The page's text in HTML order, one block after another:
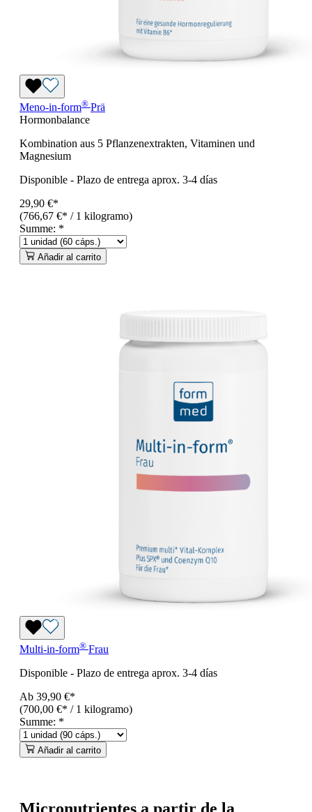
Meno-in-form® Prä
Hormonbalance
Kombination aus 5 Pflanzenextrakten, Vitaminen und
Magnesium
Disponible - Plazo de entrega aprox. 3-4 días
29,90 €*
(766,67 €* / 1 kilogramo)
Summe: *
Añadir al carrito
Multi-in-form® Frau
Disponible - Plazo de entrega aprox. 3-4 días
Ab 39,90 €*
(700,00 €* / 1 kilogramo)
Summe: *
Añadir al carrito
Micronutrientes a partir de la